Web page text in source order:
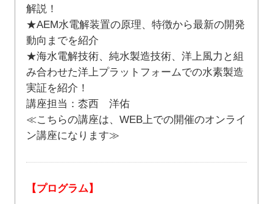
解説！
★AEM水電解装置の原理、特徴から最新の開発
動向までを紹介
★海水電解技術、純水製造技術、洋上風力と組
み合わせた洋上プラットフォームでの水素製造
実証を紹介！
講座担当：枩西 洋佑
≪こちらの講座は、WEB上での開催のオンライ
ン講座になります≫
【プログラム】